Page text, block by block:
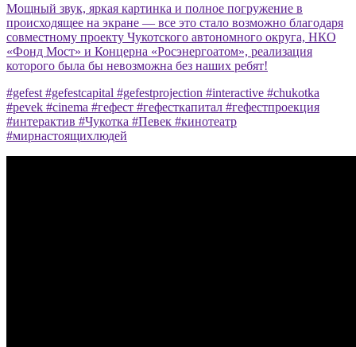
Мощный звук, яркая картинка и полное погружение в
происходящее на экране — все это стало возможно благодаря
совместному проекту Чукотского автономного округа, НКО
«Фонд Мост» и Концерна «Росэнергоатом», реализация
которого была бы невозможна без наших ребят!
#gefest #gefestcapital #gefestprojection #interactive #chukotka
#pevek #cinema #гефест #гефесткапитал #гефестпроекция
#интерактив #Чукотка #Певек #кинотеатр
#мирнастоящихлюдей